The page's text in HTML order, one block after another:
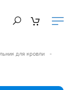
для кровли